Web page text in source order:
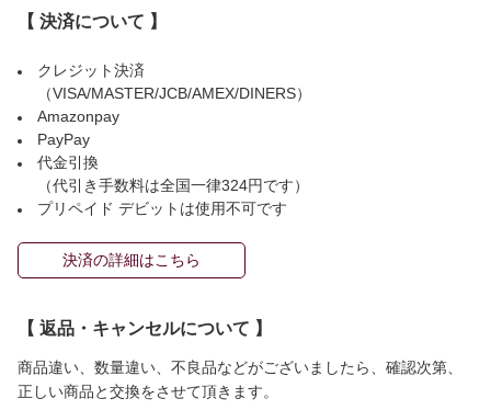
【 決済について 】
クレジット決済
（VISA/MASTER/JCB/AMEX/DINERS）
Amazonpay
PayPay
代金引換
（代引き手数料は全国一律324円です）
プリペイド デビットは使用不可です
決済の詳細はこちら
【 返品・キャンセルについて 】
商品違い、数量違い、不良品などがございましたら、確認次第、
正しい商品と交換をさせて頂きます。